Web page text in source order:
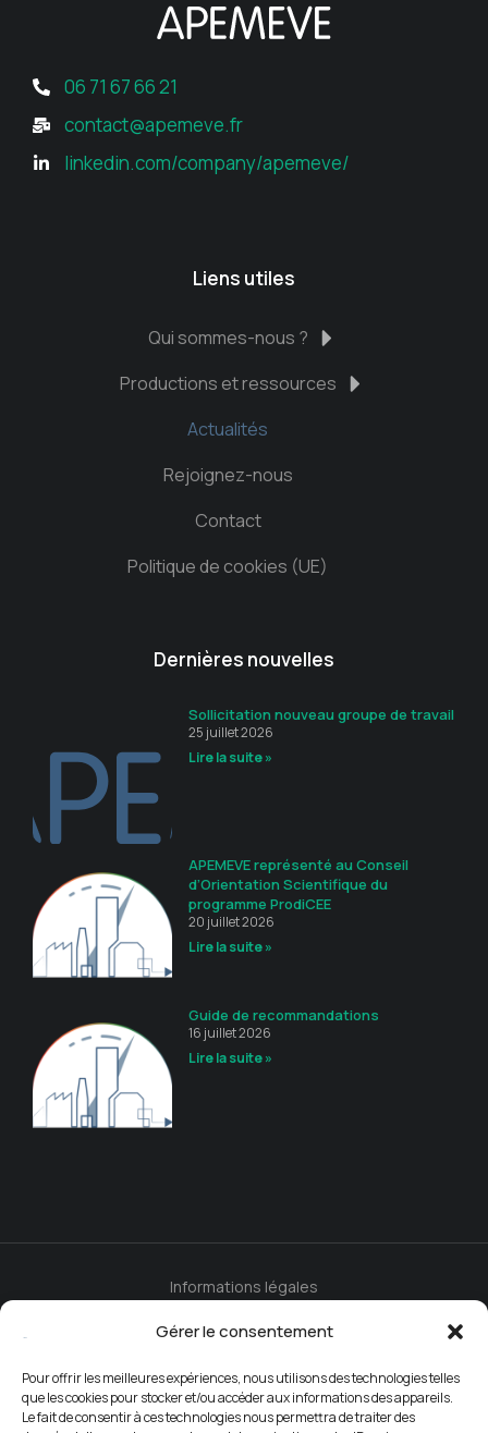
Gérer le consentement
Pour offrir les meilleures expériences, nous utilisons des technologies telles
que les cookies pour stocker et/ou accéder aux informations des appareils.
Le fait de consentir à ces technologies nous permettra de traiter des
06 71 67 66 21
contact@apemeve.fr
linkedin.com/company/apemeve/
Liens utiles
Qui sommes-nous ?
Productions et ressources
Actualités
Rejoignez-nous
Contact
Politique de cookies (UE)
Dernières nouvelles
Sollicitation nouveau groupe de travail
25 juillet 2026
Lire la suite »
APEMEVE représenté au Conseil
d’Orientation Scientifique du
programme ProdiCEE
20 juillet 2026
Lire la suite »
Guide de recommandations
16 juillet 2026
Lire la suite »
© 2024APEMEVE. Tous droits réservés.
Informations légales
Contact